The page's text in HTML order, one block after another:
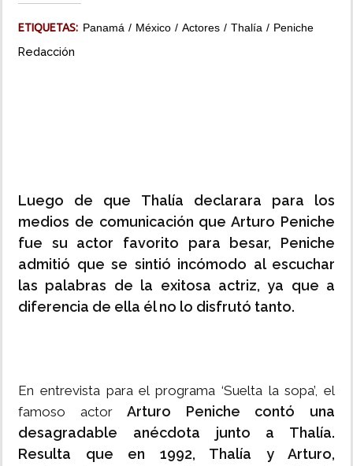
ETIQUETAS: Panamá México Actores Thalía Peniche
Redacción
Luego de que Thalía declarara para los
medios de comunicación que Arturo Peniche
fue su actor favorito para besar, Peniche
admitió que se sintió incómodo al escuchar
las palabras de la exitosa actriz, ya que a
diferencia de ella él no lo disfrutó tanto.
En entrevista para el programa ‘Suelta la sopa’, el
famoso actorArturo Peniche contó una
desagradable anécdota junto a Thalía.
Resulta que en 1992, Thalía y Arturo,